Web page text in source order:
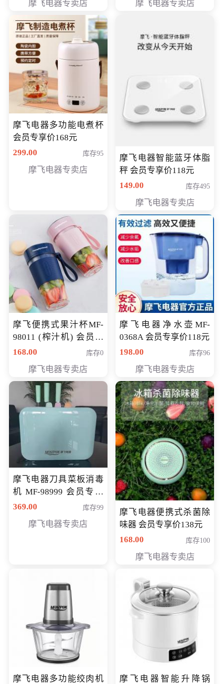
摩飞电器专卖店 摩飞电器专卖店
摩飞电器多功能电煮杯
会员专享价168元
299.00
库存95
摩飞电器专卖店
摩飞电器智能蓝牙体脂
秤 会员专享价118元
149.00
库存495
摩飞电器专卖店
摩飞便携式果汁杯MF-
98011 (榨汁机) 会员专
享价138元
168.00 库存0
摩飞电器专卖店
摩飞电器净水壶MF-
0368A 会员专享价118元
198.00
库存96
摩飞电器专卖店
摩飞电器刀具菜板消毒
机 MF-98999 会员专享
价286元
369.00 库存99
摩飞电器专卖店
摩飞电器便携式杀菌除
味器 会员专享价138元
168.00
库存100
摩飞电器专卖店
摩飞电器多功能绞肉机
摩飞电器智能升降锅